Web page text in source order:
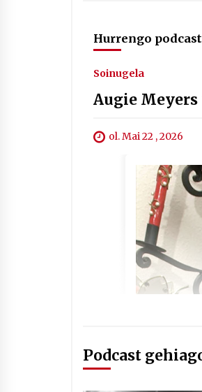
Hurrengo
Soinugela
Augie Meyers
ol. Mai 22 , 2026
Podcast